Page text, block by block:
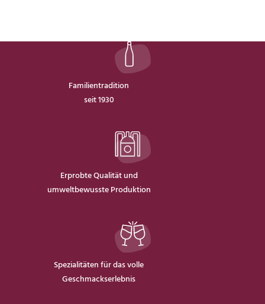
Familientradition
seit 1930
Erprobte Qualität und
umweltbewusste Produktion
Spezialitäten für das volle
Geschmackserlebnis